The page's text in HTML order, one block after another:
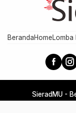
BerandaHome
SieradMU -